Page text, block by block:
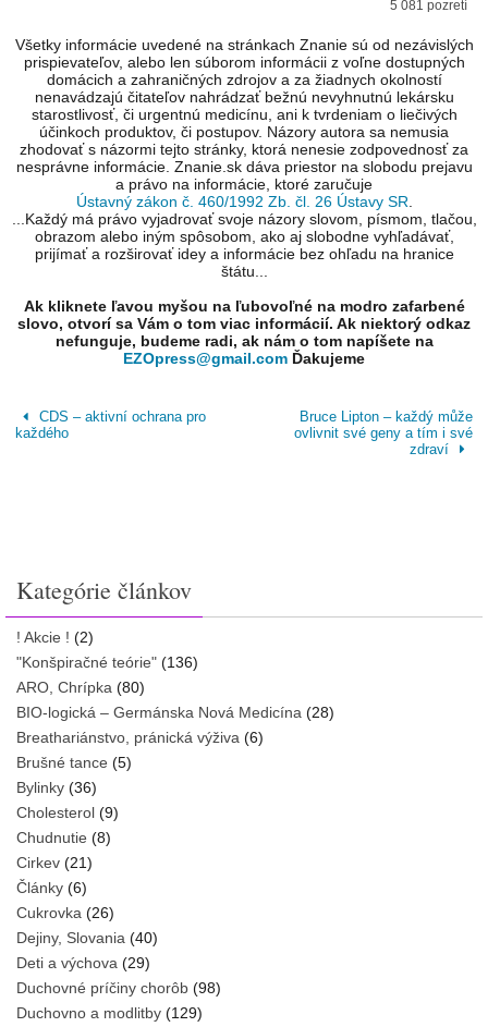
5 081 pozretí
Všetky informácie uvedené na stránkach Znanie sú od nezávislých
prispievateľov, alebo len súborom informácii z voľne dostupných
domácich a zahraničných zdrojov a za žiadnych okolností
nenavádzajú čitateľov nahrádzať bežnú nevyhnutnú lekársku
starostlivosť, či urgentnú medicínu, ani k tvrdeniam o liečivých
účinkoch produktov, či postupov. Názory autora sa nemusia
zhodovať s názormi tejto stránky, ktorá nenesie zodpovednosť za
nesprávne informácie. Znanie.sk dáva priestor na slobodu prejavu
a právo na informácie, ktoré zaručuje
Ústavný zákon č. 460/1992 Zb. čl. 26 Ústavy SR
...Každý má právo vyjadrovať svoje názory slovom, písmom, tlačou,
obrazom alebo iným spôsobom, ako aj slobodne vyhľadávať,
prijímať a rozširovať idey a informácie bez ohľadu na hranice
štátu...
Ak kliknete ľavou myšou na ľubovoľné na modro zafarbené
slovo, otvorí sa Vám o tom viac informácií. Ak niektorý odkaz
nefunguje, budeme radi, ak nám o tom napíšete na
EZOpress@gmail.com Ďakujeme
CDS – aktivní ochrana pro
každého
Bruce Lipton – každý může
ovlivnit své geny a tím i své
zdraví
Kategórie článkov
! Akcie ! (2)
"Konšpiračné teórie" (136)
ARO, Chrípka (80)
BIO-logická – Germánska Nová Medicína (28)
Breathariánstvo, pránická výživa (6)
Brušné tance (5)
Bylinky (36)
Cholesterol (9)
Chudnutie (8)
Cirkev (21)
Články (6)
Cukrovka (26)
Dejiny, Slovania (40)
Deti a výchova (29)
Duchovné príčiny chorôb (98)
Duchovno a modlitby (129)